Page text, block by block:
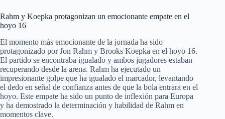
Rahm y Koepka protagonizan un emocionante empate en el
hoyo 16
El momento más emocionante de la jornada ha sido
protagonizado por Jon Rahm y Brooks Koepka en el hoyo 16.
El partido se encontraba igualado y ambos jugadores estaban
recuperando desde la arena. Rahm ha ejecutado un
impresionante golpe que ha igualado el marcador, levantando
el dedo en señal de confianza antes de que la bola entrara en el
hoyo. Este empate ha sido un punto de inflexión para Europa
y ha demostrado la determinación y habilidad de Rahm en
momentos clave.